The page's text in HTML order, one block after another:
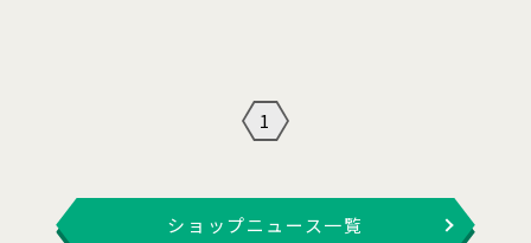
1
ショップニュース一覧